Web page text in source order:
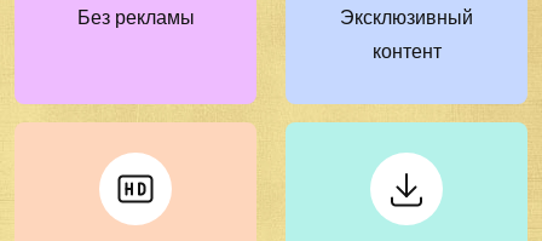
Без рекламы
Эксклюзивный
контент